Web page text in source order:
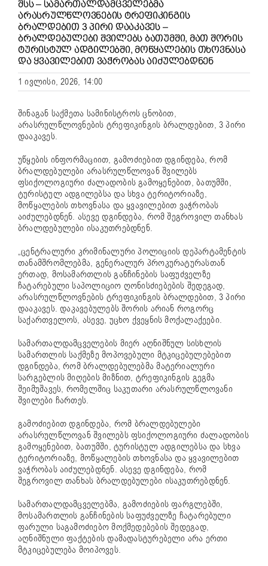
ᲨᲡᲡ – ᲡᲐᲛᲐᲠᲗᲐᲚᲓᲐᲛᲪᲕᲔᲚᲔᲑᲛᲐ
ᲐᲠᲐᲡᲠᲣᲚᲬᲚᲝᲕᲜᲔᲑᲘᲡ ᲢᲠᲔᲤᲘᲙᲘᲜᲒᲘᲡ
ᲑᲠᲐᲚᲓᲔᲑᲘᲗ 3 ᲞᲘᲠᲘ ᲓᲐᲐᲙᲐᲕᲔᲡ –
ᲑᲠᲐᲚᲓᲔᲑᲣᲚᲔᲑᲘ ᲨᲕᲘᲚᲔᲑᲡ ᲑᲐᲗᲣᲛᲨᲘ, ᲛᲐᲗ ᲨᲝᲠᲘᲡ
ᲢᲣᲠᲘᲡᲢᲣᲚ ᲐᲓᲒᲘᲚᲔᲑᲨᲘ, ᲛᲝᲬᲧᲐᲚᲔᲑᲘᲡ ᲗᲮᲝᲕᲜᲐᲡᲐ
ᲓᲐ ᲧᲕᲐᲕᲘᲚᲔᲑᲘᲗ ᲕᲐᲭᲠᲝᲑᲐᲡ ᲐᲘᲫᲣᲚᲔᲑᲓᲜᲔᲜ
1 ივლისი, 2026, 14:00
შინაგან საქმეთა სამინისტროს ცნობით,
არასრულწლოვნების ტრეფიკინგის ბრალდებით, 3 პირი
დააკავეს.
უწყების ინფორმაციით, გამოძიებით დგინდება, რომ
ბრალდებულები არასრულწლოვან შვილებს
ფსიქოლოგიური ძალადობის გამოყენებით, ბათუმში,
ტურისტულ ადგილებსა და სხვა ტერიტორიაზე,
მოწყალების თხოვნასა და ყვავილებით ვაჭრობას
აიძულებდნენ. ასევე დგინდება, რომ შეგროვილ თანხას
ბრალდებულები ისაკუთრებდნენ.
„ცენტრალური კრიმინალური პოლიციის დეპარტამენტის
თანამშრომლებმა, გენერალურ პროკურატურასთან
ერთად, მოსამართლის განჩინების საფუძველზე
ჩატარებული საპოლიციო ღონისძიებების შედეგად,
არასრულწლოვნების ტრეფიკინგის ბრალდებით, 3 პირი
დააკავეს. დაკავებულებს შორის არიან როგორც
საქართველოს, ასევე, უცხო ქვეყნის მოქალაქეები.
სამართალდამცველების მიერ აღნიშნულ სისხლის
სამართლის საქმეზე მოპოვებული მტკიცებულებებით
დგინდება, რომ ბრალდებულებმა მატერიალური
სარგებლის მიღების მიზნით, ტრეფიკინგის გეგმა
შეიმუშავეს, რომელშიც საკუთარი არასრულწლოვანი
შვილები ჩართეს.
გამოძიებით დგინდება, რომ ბრალდებულები
არასრულწლოვან შვილებს ფსიქოლოგიური ძალადობის
გამოყენებით, ბათუმში, ტურისტულ ადგილებსა და სხვა
ტერიტორიაზე, მოწყალების თხოვნასა და ყვავილებით
ვაჭრობას აიძულებდნენ. ასევე დგინდება, რომ
შეგროვილ თანხას ბრალდებულები ისაკუთრებდნენ.
სამართალდამცველებმა, გამოძიების ფარგლებში,
მოსამართლის განჩინების საფუძველზე ჩატარებული
ფარული საგამოძიებო მოქმედებების შედეგად,
აღნიშნული ფაქტების დამადასტურებელი არა ერთი
მტკიცებულება მოიპოვეს.